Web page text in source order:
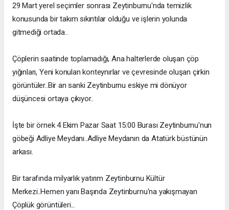
29 Mart yerel seçimler sonrası Zeytinburnu'nda temizlik
konusunda bir takım sıkıntılar olduğu ve işlerin yolunda
gitmediği ortada..
Çöplerin saatinde toplamadığı, Ana halterlerde oluşan çöp
yığınları, Yeni konulan konteynırlar ve çevresinde oluşan çirkin
görüntüler..Bir an sanki Zeytinburnu eskiye mi dönüyor
düşüncesi ortaya çıkıyor..
İşte bir örnek 4 Ekim Pazar Saat 15:00 Burası Zeytinburnu'nun
göbeği Adliye Meydanı..Adliye Meydanın da Atatürk büstünün
arkası.
Bir tarafında milyarlık yatırım Zeytinburnu Kültür
Merkezi..Hemen yanı Başında Zeytinburnu'na yakışmayan
Çöplük görüntüleri...